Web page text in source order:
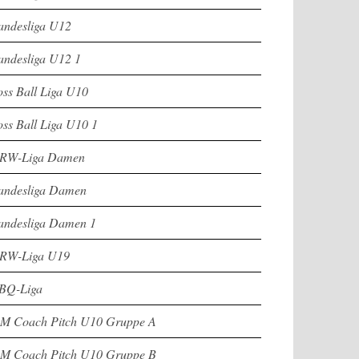
U12
U12 1
Ball Liga U10
Ball Liga U10 1
Liga Damen
Damen
Damen 1
Liga U19
Liga
Coach Pitch U10 Gruppe A
Coach Pitch U10 Gruppe B